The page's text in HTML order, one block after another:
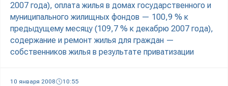
2007 года), оплата жилья в домах государственного и
муниципального жилищных фондов — 100,9 % к
предыдущему месяцу (109,7 % к декабрю 2007 года),
содержание и ремонт жилья для граждан —
собственников жилья в результате приватизации
10 января 2008 10:55